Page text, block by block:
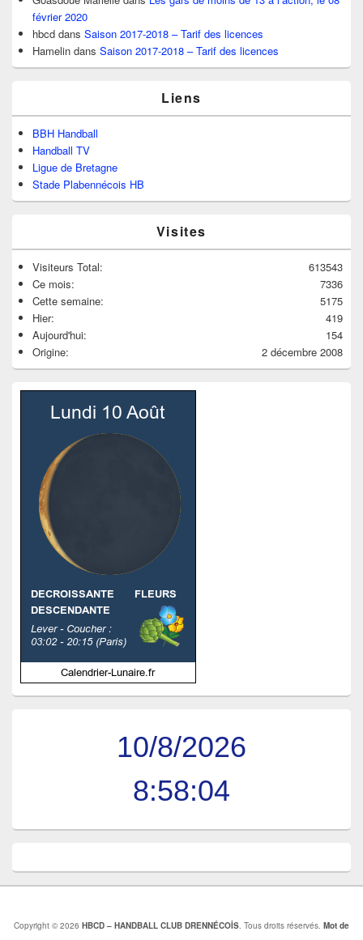
février 2020
hbcd dans Saison 2017-2018 – Tarif des licences
Hamelin dans Saison 2017-2018 – Tarif des licences
Liens
BBH Handball
Handball TV
Ligue de Bretagne
Stade Plabennécois HB
Visites
613543
Visiteurs Total:
7336
Ce mois:
5175
Cette semaine:
419
Hier:
154
Aujourd'hui:
2 décembre 2008
Origine:
10/8/2026
8:58:05
Copyright © 2026 HBCD – HANDBALL CLUB DRENNÉCOİS. Tous droits réservés. Mot de